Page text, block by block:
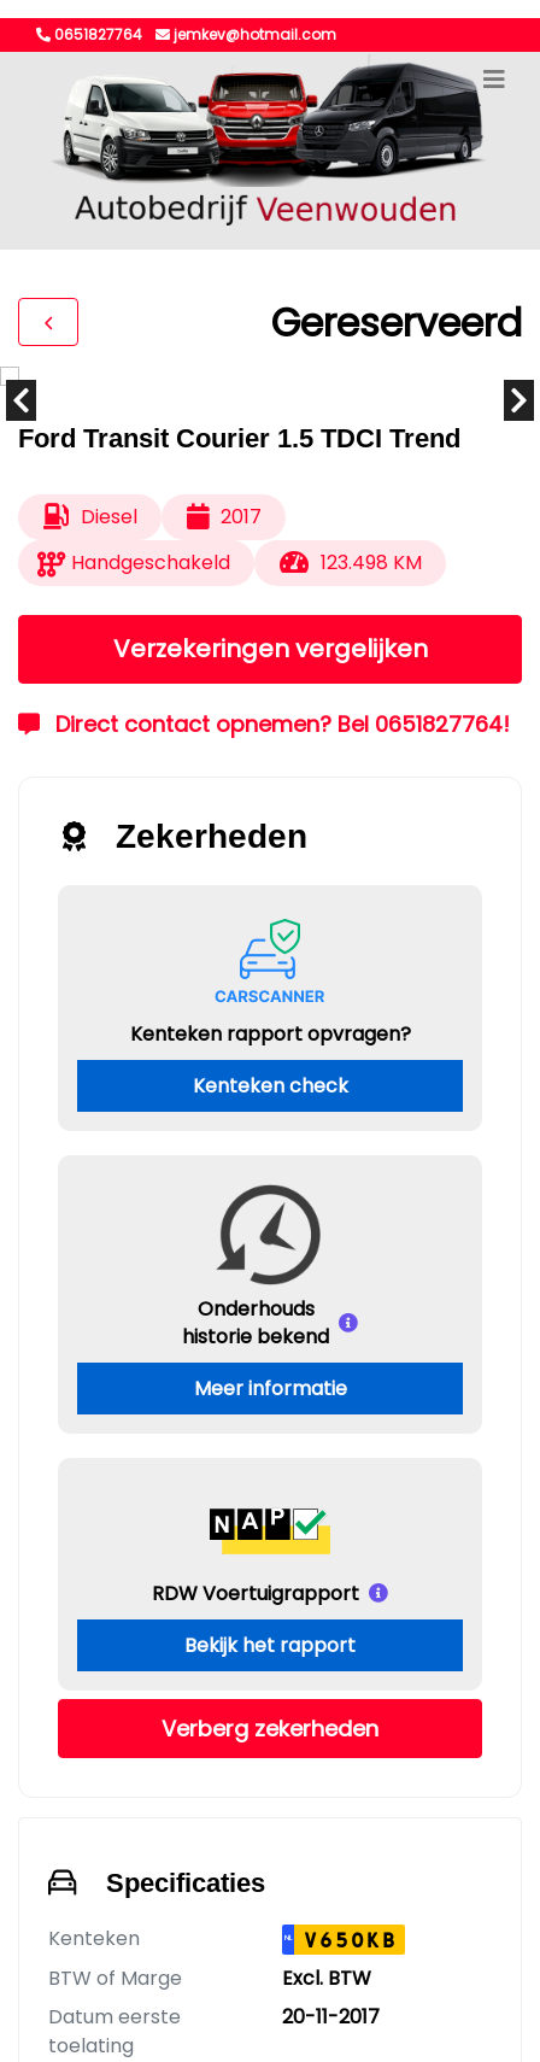
0651827764 jemkev@hotmail.com
Gereserveerd
Ford Transit Courier 1.5 TDCI Trend
Diesel
2017
Handgeschakeld
123.498 KM
Verzekeringen vergelijken
Direct contact opnemen? Bel 0651827764!
Zekerheden
Kenteken rapport opvragen?
Kenteken check
Onderhouds
historie bekend
Meer informatie
RDW Voertuigrapport
Bekijk het rapport
Verberg zekerheden
Specificaties
Kenteken NL V650KB
BTW of Marge
Excl. BTW
Datum eerste
toelating
20-11-2017